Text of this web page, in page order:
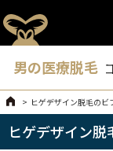
男の医療脱毛
ヒゲデザイン脱毛の
ヒゲデザイン